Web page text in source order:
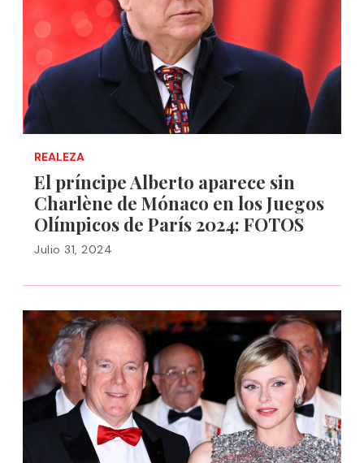
REALEZA
El príncipe Alberto aparece sin
Charlène de Mónaco en los Juegos
Olímpicos de París 2024: FOTOS
Julio 31, 2024